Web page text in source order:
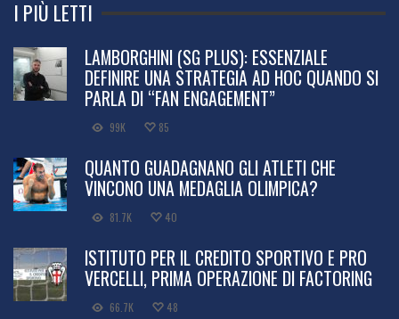
I PIÙ LETTI
LAMBORGHINI (SG PLUS): ESSENZIALE
DEFINIRE UNA STRATEGIA AD HOC QUANDO SI
PARLA DI “FAN ENGAGEMENT”
99K 85
QUANTO GUADAGNANO GLI ATLETI CHE
VINCONO UNA MEDAGLIA OLIMPICA?
81.7K 40
ISTITUTO PER IL CREDITO SPORTIVO E PRO
VERCELLI, PRIMA OPERAZIONE DI FACTORING
66.7K 48